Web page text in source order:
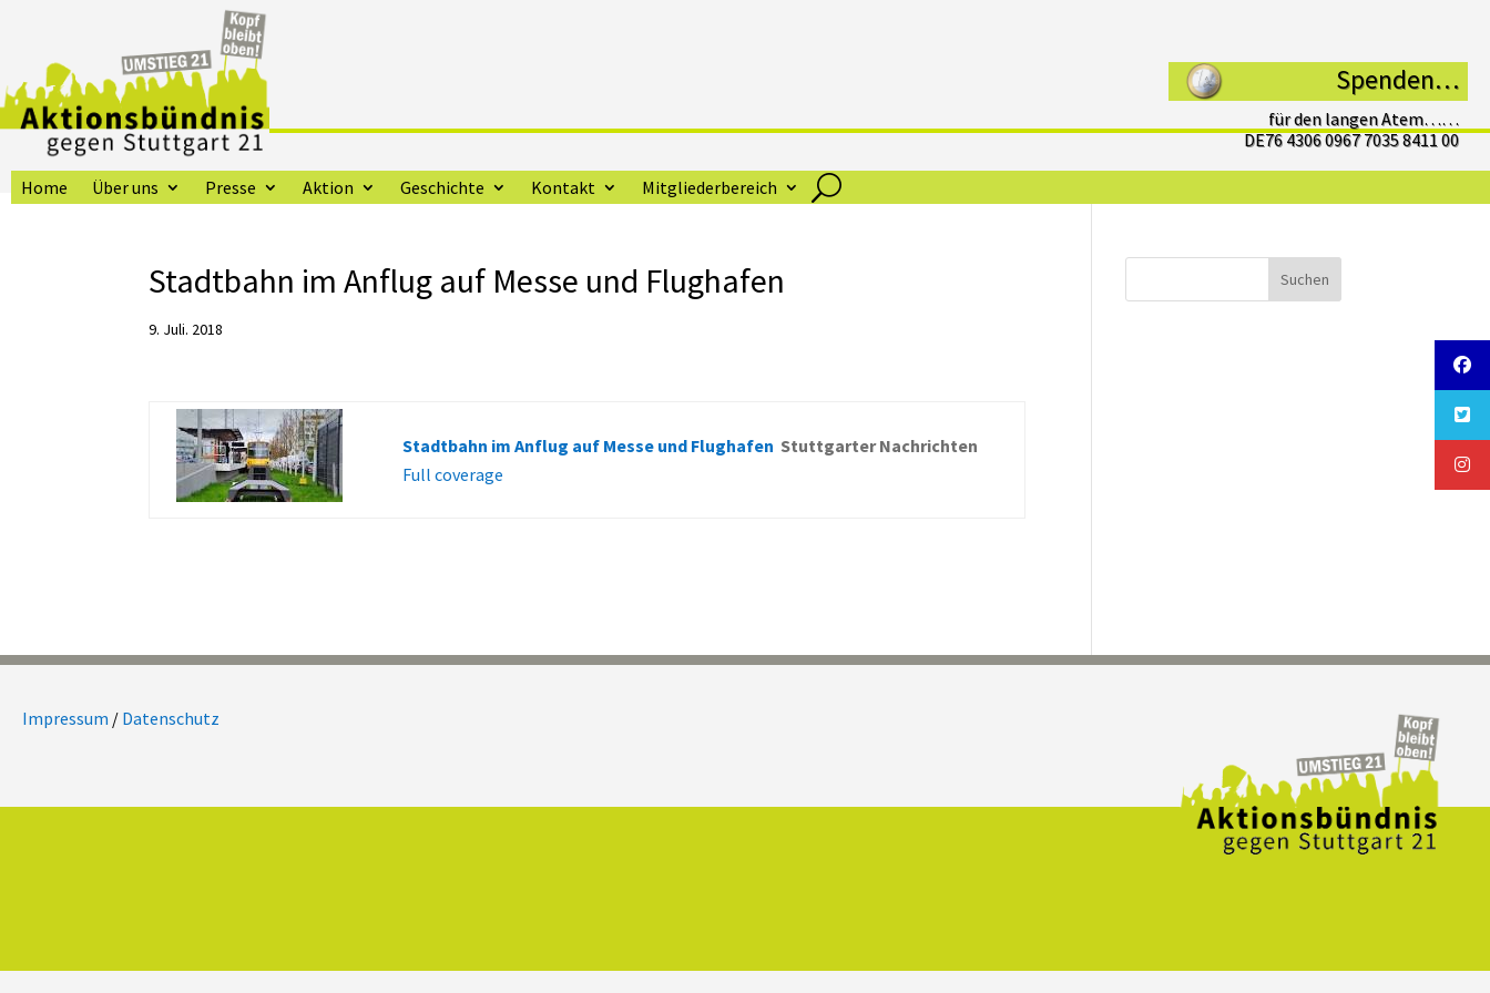
Spenden…
für den langen Atem……
DE76 4306 0967 7035 8411 00
Home Über uns Presse Aktion Geschichte Kontakt Mitgliederbereich
Stadtbahn im Anflug auf Messe und Flughafen
9. Juli. 2018
Stadtbahn im Anflug auf Messe und Flughafen Stuttgarter Nachrichten
Full coverage
Suchen
Impressum / Datenschutz